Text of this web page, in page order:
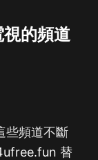
的頻道
些頻道不斷
替